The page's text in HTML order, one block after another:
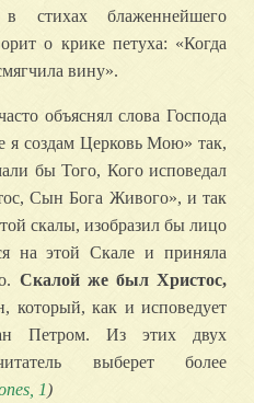
стихах блаженнейшего
о крике петуха: «Когда
вину».
объяснял слова Господа
создам Церковь Мою» так,
бы Того, Кого исповедал
Сын Бога Живого», и так
скалы, изобразил бы лицо
на этой Скале и приняла
Скалой же был Христос,
который, как и исповедует
Петром. Из этих двух
выберет более
1)